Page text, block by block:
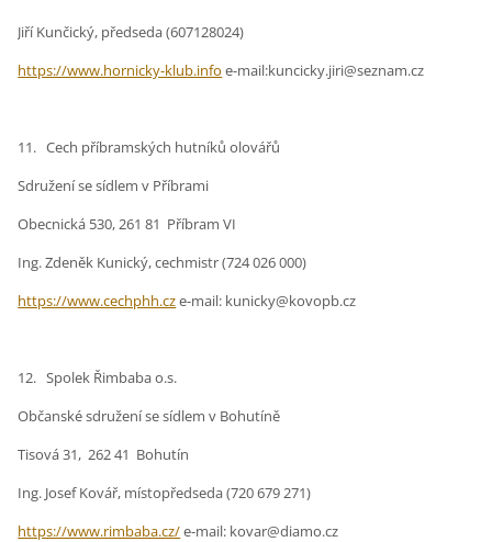
Jiří Kunčický, předseda (607128024)
https://www.hornicky-klub.info e-mail:kuncicky.jiri@seznam.cz
11. Cech příbramských hutníků olovářů
Sdružení se sídlem v Příbrami
Obecnická 530, 261 81 Příbram VI
Ing. Zdeněk Kunický, cechmistr (724 026 000)
https://www.cechphh.cze-mail: kunicky@kovopb.cz
12. Spolek Řimbaba o.s.
Občanské sdružení se sídlem v Bohutíně
Tisová 31, 262 41 Bohutín
Ing. Josef Kovář, místopředseda (720 679 271)
https://www.rimbaba.cz/e-mail: kovar@diamo.cz